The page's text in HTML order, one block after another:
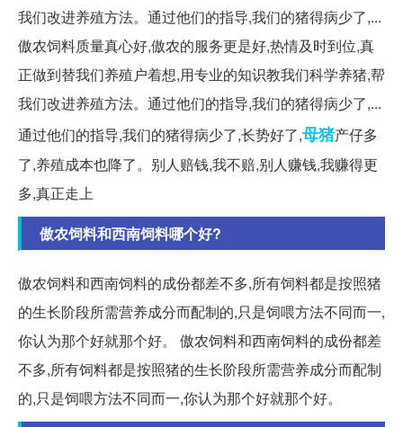
我们改进养殖方法。通过他们的指导,我们的猪得病少了,...
傲农饲料质量真心好,傲农的服务更是好,热情及时到位,真
正做到替我们养殖户着想,用专业的知识教我们科学养猪,帮
我们改进养殖方法。通过他们的指导,我们的猪得病少了,...
通过他们的指导,我们的猪得病少了,长势好了,母猪产仔多
了,养殖成本也降了。别人赔钱,我不赔,别人赚钱,我赚得更
多,真正走上
傲农饲料和西南饲料哪个好?
傲农饲料和西南饲料的成份都差不多,所有饲料都是按照猪
的生长阶段所需营养成分而配制的,只是饲喂方法不同而一,
你认为那个好就那个好。 傲农饲料和西南饲料的成份都差
不多,所有饲料都是按照猪的生长阶段所需营养成分而配制
的,只是饲喂方法不同而一,你认为那个好就那个好。